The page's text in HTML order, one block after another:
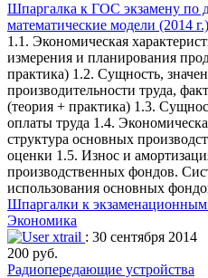
Шпаргалка к ГОС экзамену по
математические модели (2014 г.)
1.1. Экономическая
измерения и планирования
практика) 1.2. Сущность,
производительности труда,
(теория + практика) 1.3.
оплаты труда 1.4.
структура основных
оценки 1.5. Износ и
производственных фондов.
использования основных
Шпаргалки к
Экономика
xtrail : 30 сентября 2014
200 руб.
Радиопередающие устройства